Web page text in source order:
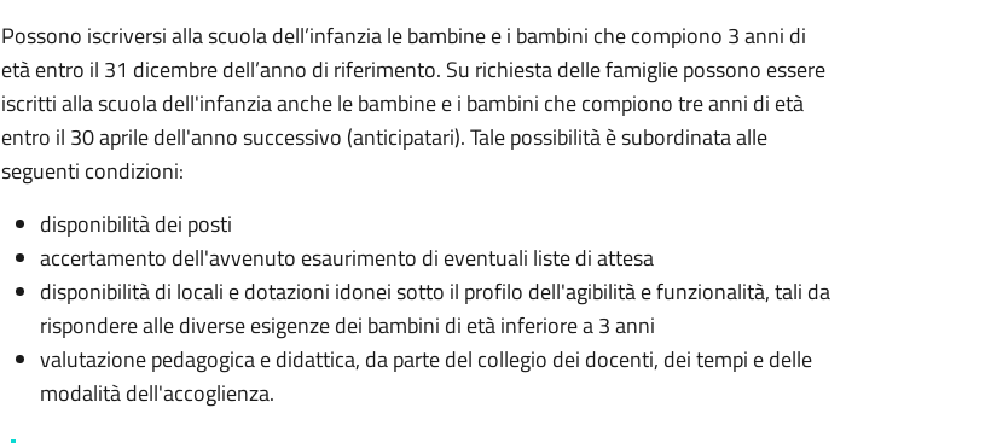
Possono iscriversi alla scuola dell’infanzia le bambine e i bambini che compiono 3 anni di
età entro il 31 dicembre dell’anno di riferimento. Su richiesta delle famiglie possono essere
iscritti alla scuola dell'infanzia anche le bambine e i bambini che compiono tre anni di età
entro il 30 aprile dell'anno successivo (anticipatari). Tale possibilità è subordinata alle
seguenti condizioni:
disponibilità dei posti
accertamento dell'avvenuto esaurimento di eventuali liste di attesa
disponibilità di locali e dotazioni idonei sotto il profilo dell'agibilità e funzionalità, tali da
rispondere alle diverse esigenze dei bambini di età inferiore a 3 anni
valutazione pedagogica e didattica, da parte del collegio dei docenti, dei tempi e delle
modalità dell'accoglienza.